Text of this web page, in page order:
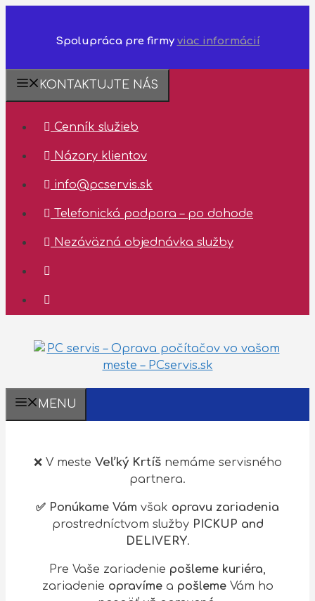
Spolupráca pre firmy viac informácií
Preskočiť
❗️Dostupnosť
technickej
KONTAKTUJTE NÁS
Cenník služieb
Názory klientov
info@pcservis.sk
Telefonická podpora – po dohode
Nezáväzná objednávka služby
MENU
❌ V meste Veľký Krtíšnemáme servisného
partnera.
✅ Ponúkame Vám však opravu zariadenia
prostredníctvom služby PICKUP and
DELIVERY.
Pre Vaše zariadenie pošleme kuriéra,
zariadenie opravímea pošlemeVám ho